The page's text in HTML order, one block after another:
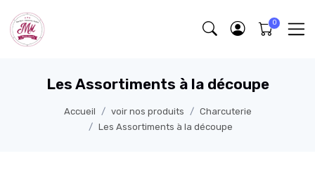
Les Assortiments à la découpe
Accueil voir nos produits
Charcuterie
Les Assortiments à la découpe